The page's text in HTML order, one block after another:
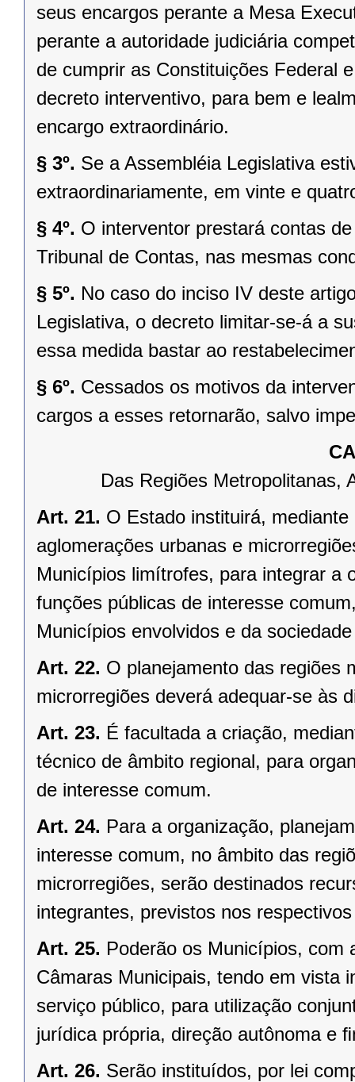
seus encargos perante a Mesa
perante a autoridade judiciária
de cumprir as Constituições Federal
decreto interventivo, para bem e
encargo extraordinário.
§ 3º. Se a Assembléia Legislativa
extraordinariamente, em vinte e
§ 4º. O interventor prestará contas
Tribunal de Contas, nas mesmas
§ 5º. No caso do inciso IV deste
Legislativa, o decreto limitar-se-á a
essa medida bastar ao
§ 6º. Cessados os motivos da
cargos a esses retornarão, salvo
Das Regiões Metropolitanas,
Art. 21. O Estado instituirá,
aglomerações urbanas e
Municípios limítrofes, para integrar a
funções públicas de interesse
Municípios envolvidos e da
Art. 22. O planejamento das regiões
microrregiões deverá adequar-se às
Art. 23. É facultada a criação,
técnico de âmbito regional, para
de interesse comum.
Art. 24. Para a organização,
interesse comum, no âmbito das
microrregiões, serão destinados
integrantes, previstos nos
Art. 25. Poderão os Municípios, com
Câmaras Municipais, tendo em vista
serviço público, para utilização
jurídica própria, direção autônoma e
Art. 26. Serão instituídos, por lei